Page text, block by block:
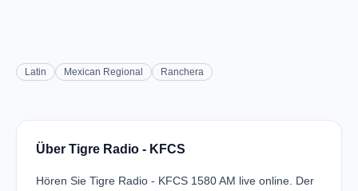
Latin Mexican Regional Ranchera
Über Tigre Radio - KFCS
Hören Sie Tigre Radio - KFCS 1580 AM live online. Der